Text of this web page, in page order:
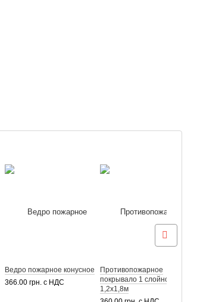
Ведро пожарное конусное
366.00 грн. с НДС
Противопожарное
покрывало 1 слойное
1,2х1,8м